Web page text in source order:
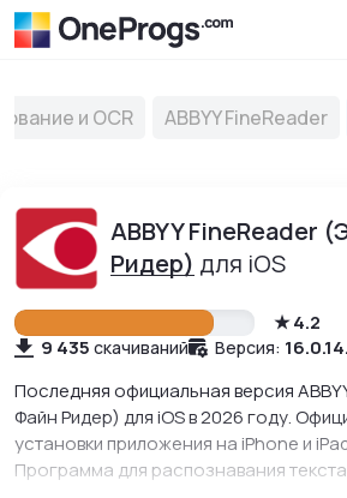
и OCR ABBYY FineReader
ABBYY FineReader
Ридер) для iOS
4.2
9 435 скачиваний Версия:
Последняя официальная версия
Файн Ридер) для iOS в 2026 году.
установки приложения на iPhone и
Программа для распознавания